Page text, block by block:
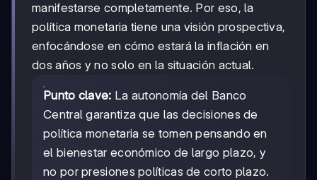
manifestarse completamente. Por eso, la
política monetaria tiene una visión prospectiva,
enfocándose en cómo estará la inflación en
dos años y no solo en la situación actual.
Punto clave: La autonomía del Banco
Central garantiza que las decisiones de
política monetaria se tomen pensando en
el bienestar económico de largo plazo, y
no por presiones políticas de corto plazo.